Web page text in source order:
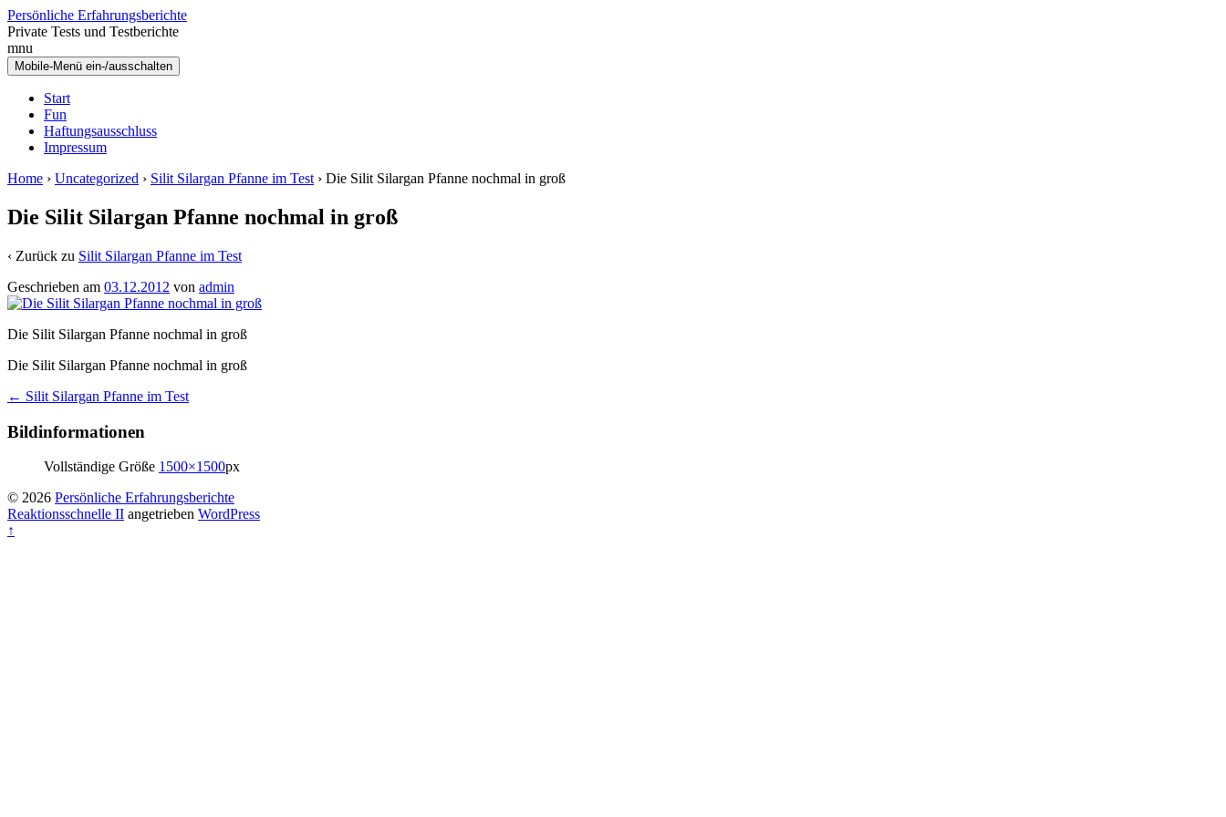
Zum
Inhalt
wechseln
Zum
Hauptmenü
springen
Persönliche Erfahrungsberichte
Private Tests und Testberichte
mnu
Mobile-Menü ein-/ausschalten
Start
Fun
Haftungsausschluss
Impressum
Home › Uncategorized › Silit Silargan Pfanne im Test › Die Silit Silargan Pfanne nochmal in groß
Die Silit Silargan Pfanne nochmal in groß
‹ Zurück zu Silit Silargan Pfanne im Test
Geschrieben am 03.12.2012 von admin
Die Silit Silargan Pfanne nochmal in groß
Die Silit Silargan Pfanne nochmal in groß
Artikelnavigation
← Silit Silargan Pfanne im Test
Bildinformationen
Vollständige Größe 1500×1500px
© 2026 Persönliche Erfahrungsberichte
Reaktionsschnelle II angetrieben WordPress
↑